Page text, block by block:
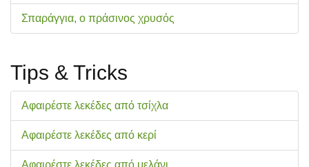
Σπαράγγια, ο πράσινος χρυσός
Tips & Tricks
Αφαιρέστε λεκέδες από τσίχλα
Αφαιρέστε λεκέδες από κερί
Αφαιρέστε λεκέδες από μελάνι